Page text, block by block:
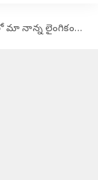
డీసీడబ్ల్యూ చీఫ్ సంచలన కామెంట్స్